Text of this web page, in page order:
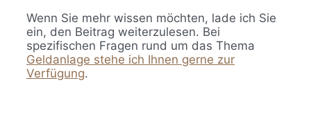
Wenn Sie mehr wissen möchten, lade ich Sie
ein, den Beitrag weiterzulesen. Bei
spezifischen Fragen rund um das Thema
Geldanlage stehe ich Ihnen gerne zur
Verfügung.